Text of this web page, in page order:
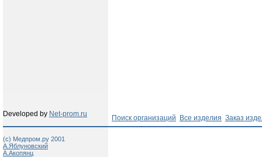
Developed by Net-prom.ru Поиск организаций Все изделия Заказ
(c) Медпром.ру 2001
А.Яблуновский
А.Акопянц